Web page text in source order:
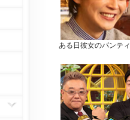
ある日彼女のパンテ